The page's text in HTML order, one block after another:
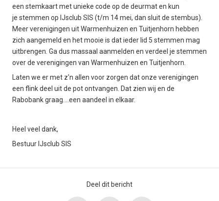
een stemkaart met unieke code op de deurmat en kun
je stemmen op IJsclub SIS (t/m 14 mei, dan sluit de stembus).
Meer verenigingen uit Warmenhuizen en Tuitjenhorn hebben
zich aangemeld en het mooie is dat ieder lid 5 stemmen mag
uitbrengen. Ga dus massaal aanmelden en verdeel je stemmen
over de verenigingen van Warmenhuizen en Tuitjenhorn.
Laten we er met z'n allen voor zorgen dat onze verenigingen
een flink deel uit de pot ontvangen. Dat zien wij en de
Rabobank graag....een aandeel in elkaar.
Heel veel dank,
Bestuur IJsclub SIS
Deel dit bericht